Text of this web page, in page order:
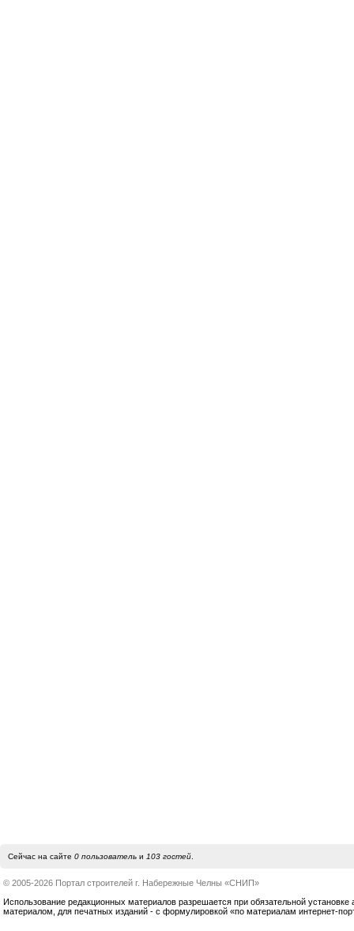
Сейчас на сайте 0 пользовательи 103 гостей.
© 2005-2026 Портал строителей г. Набережные Челны «СНИП»
Использование редакционных материалов разрешается при обязательной установке
материалом, для печатных изданий - с формулировкой «по материалам интернет-